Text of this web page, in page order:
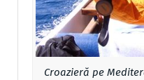
Croazieră pe